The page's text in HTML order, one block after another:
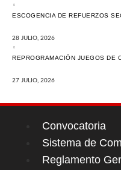
ESCOGENCIA DE REFUERZOS
28 JULIO, 2026
REPROGRAMACIÓN JUEGOS DE
27 JULIO, 2026
Convocatoria
Sistema de
Reglamento